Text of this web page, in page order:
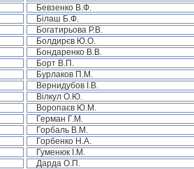
Бевзенко В.Ф.
Білаш Б.Ф.
Богатирьова Р.В.
Болдирєв Ю.О.
Бондаренко В.В.
Борт В.П.
Бурлаков П.М.
Вернидубов І.В.
Вілкул О.Ю.
Воропаєв Ю.М.
Герман Г.М.
Горбаль В.М.
Горбенко Н.А.
Гуменюк І.М.
Дарда О.П.